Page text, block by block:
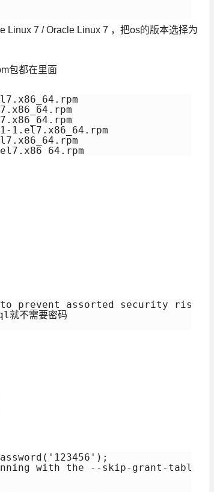
Linux 7 / Oracle Linux 7 ，把os的版本选择为
包都在里面
1.el7.x86_64.rpm
prevent assorted security risks
不需要密码
running with the --skip-grant-